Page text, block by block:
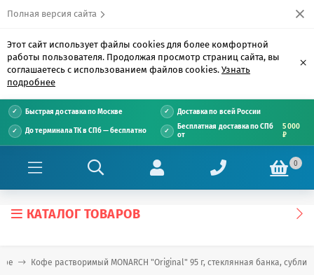
Полная версия сайта
Этот сайт использует файлы cookies для более комфортной
работы пользователя. Продолжая просмотр страниц сайта, вы
соглашаетесь с использованием файлов cookies. Узнать
подробнее
×
Быстрая доставка по Москве Доставка по всей России
До терминала ТК в СПб — бесплатно
Бесплатная доставка по СПб
от
5 000
₽
0
КАТАЛОГ ТОВАРОВ
Кофе растворимый MONARCH "Original" 95 г, стеклянная банка,